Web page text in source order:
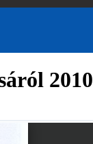
2010